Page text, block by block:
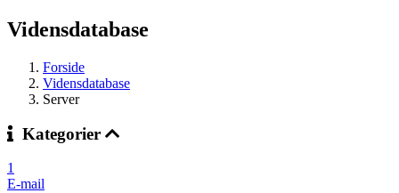
Vidensdatabase
Forside
Vidensdatabase
Server
Kategorier
1
E-mail